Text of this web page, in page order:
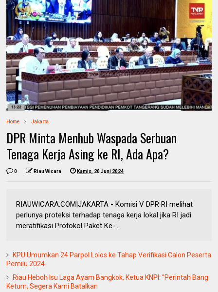
Home Jakarta
DPR Minta Menhub Waspada Serbuan
Tenaga Kerja Asing ke RI, Ada Apa?
0 Riau Wicara Kamis, 20 Juni 2024
RIAUWICARA.COM|JAKARTA - Komisi V DPR RI melihat
perlunya proteksi terhadap tenaga kerja lokal jika RI jadi
meratifikasi Protokol Paket Ke-...
KPU Umumkan 24 Parpol Lolos ke Tahap Verifikasi Calon Peserta
Pemilu 2024
Riau Heboh Isu Laga Ayam Bangkok, Ketua KNPI: "Perintah Bang
Ketum, Segera Kami Batalkan